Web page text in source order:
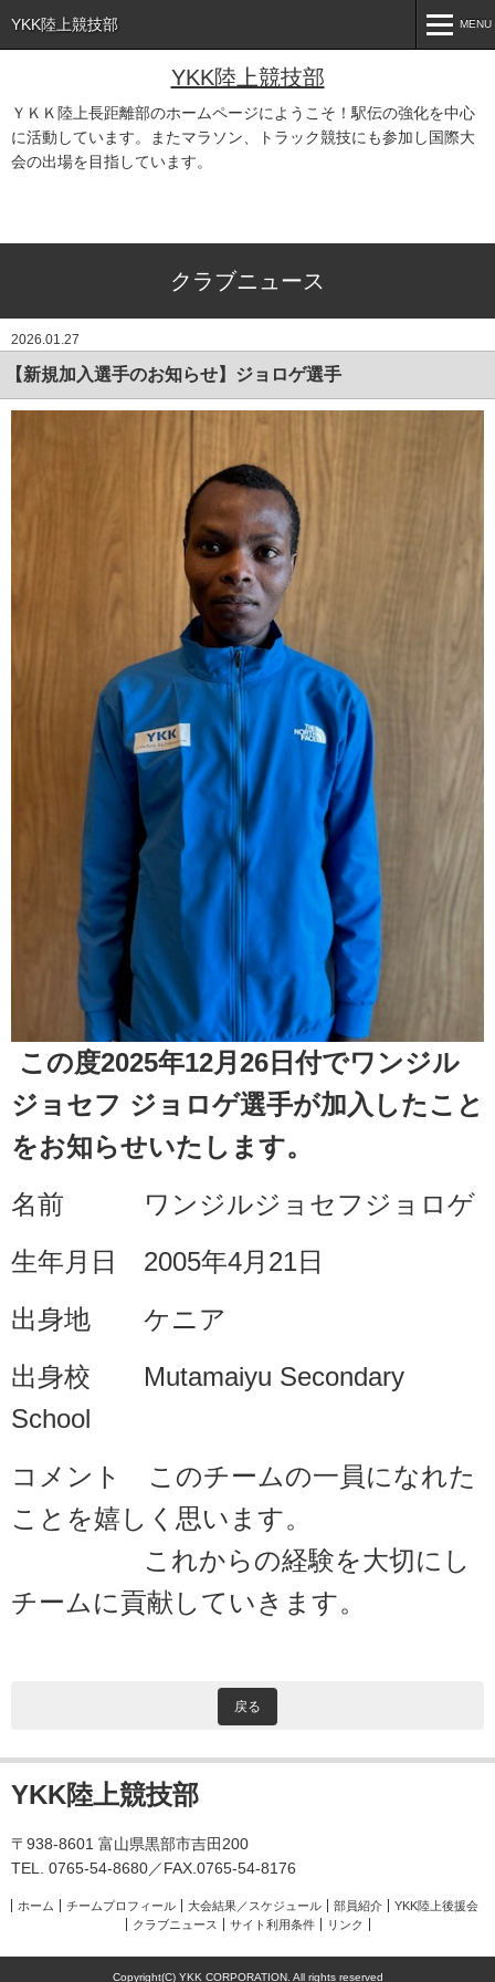
YKK陸上競技部
YKK陸上競技部
ＹＫＫ陸上長距離部のホームページにようこそ！駅伝の強化を中心
に活動しています。またマラソン、トラック競技にも参加し国際大
会の出場を目指しています。
MENU
MENU
HOME
チームプロフィール
クラブニュース
クラブニュース
2026.01.27
【新規加入選手のお知らせ】ジョロゲ選手
この度2025年12月26日付でワンジル
ジョセフ ジョロゲ選手が加入したこと
をお知らせいたします。
名前
ワンジルジョセフジョロゲ
生年月日 2005年4月21日
出身地 ケニア
出身校 Mutamaiyu Secondary
School
コメント このチームの一員になれた
ことを嬉しく思います。
これからの経験を大切にし
チームに貢献していきます。
戻る
YKK陸上競技部
〒938-8601 富山県黒部市吉田200
TEL. 0765-54-8680／FAX.0765-54-8176
ホーム チームプロフィール 大会結果／スケジュール 部員紹介
YKK陸上後援会
クラブニュース
サイト利用条件 リンク
Copyright(C) YKK CORPORATION. All rights reserved